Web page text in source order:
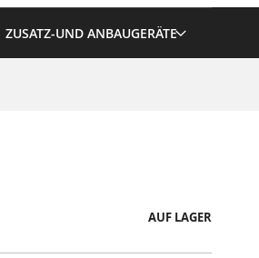
ZUSATZ-UND ANBAUGERÄTE
AUF LAGER